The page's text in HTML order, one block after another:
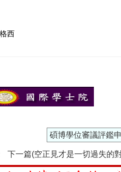
西
碩博學位審議評鑑
下一篇(空正見才是一切過失的